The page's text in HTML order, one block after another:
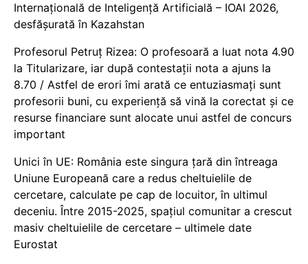
Internațională de Inteligență Artificială – IOAI 2026,
desfășurată în Kazahstan
Profesorul Petruț Rizea: O profesoară a luat nota 4.90
la Titularizare, iar după contestații nota a ajuns la
8.70 / Astfel de erori îmi arată ce entuziasmați sunt
profesorii buni, cu experiență să vină la corectat și ce
resurse financiare sunt alocate unui astfel de concurs
important
Unici în UE: România este singura țară din întreaga
Uniune Europeană care a redus cheltuielile de
cercetare, calculate pe cap de locuitor, în ultimul
deceniu. Între 2015-2025, spațiul comunitar a crescut
masiv cheltuielile de cercetare – ultimele date
Eurostat